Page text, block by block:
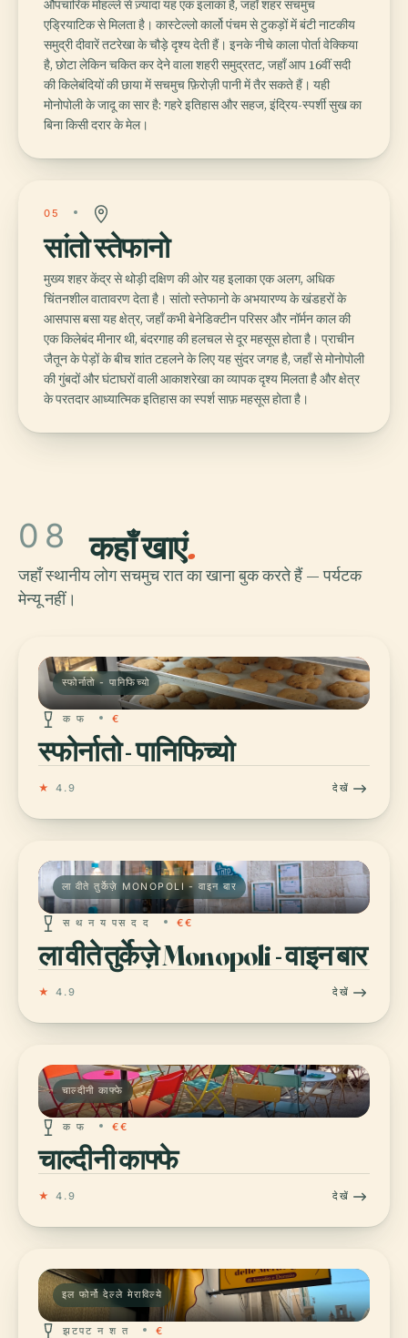
औपचारिक मोहल्ले से ज़्यादा यह एक इलाका है, जहाँ शहर सचमुच
एड्रियाटिक से मिलता है। कास्टेल्लो कार्लो पंचम से टुकड़ों में बंटी नाटकीय
समुद्री दीवारें तटरेखा के चौड़े दृश्य देती हैं। इनके नीचे काला पोर्ता वेक्किया
है, छोटा लेकिन चकित कर देने वाला शहरी समुद्रतट, जहाँ आप 16वीं सदी
की किलेबंदियों की छाया में सचमुच फ़िरोज़ी पानी में तैर सकते हैं। यही
मोनोपोली के जादू का सार है: गहरे इतिहास और सहज, इंद्रिय-स्पर्शी सुख का
बिना किसी दरार के मेल।
05
सांतो स्तेफानो
मुख्य शहर केंद्र से थोड़ी दक्षिण की ओर यह इलाका एक अलग, अधिक
चिंतनशील वातावरण देता है। सांतो स्तेफानो के अभयारण्य के खंडहरों के
आसपास बसा यह क्षेत्र, जहाँ कभी बेनेडिक्टीन परिसर और नॉर्मन काल की
एक किलेबंद मीनार थी, बंदरगाह की हलचल से दूर महसूस होता है। प्राचीन
जैतून के पेड़ों के बीच शांत टहलने के लिए यह सुंदर जगह है, जहाँ से मोनोपोली
की गुंबदों और घंटाघरों वाली आकाशरेखा का व्यापक दृश्य मिलता है और क्षेत्र
के परतदार आध्यात्मिक इतिहास का स्पर्श साफ़ महसूस होता है।
08 कहाँ खाएं.
जहाँ स्थानीय लोग सचमुच रात का खाना बुक करते हैं — पर्यटक
मेन्यू नहीं।
स्फोर्नातो - पानिफिच्यो
क फ €
स्फोर्नातो - पानिफिच्यो
★ 4.9 देखें
ला वीते तुर्केज़े MONOPOLI - वाइन बार
स थ न य पस द द €€
ला वीते तुर्केज़े Monopoli - वाइन बार
★ 4.9 देखें
चाल्दीनी काफ्फे
क फ €€
चाल्दीनी काफ्फे
★ 4.9 देखें
इल फोर्नो देल्ले मेराविल्ये
झटपट न श त €